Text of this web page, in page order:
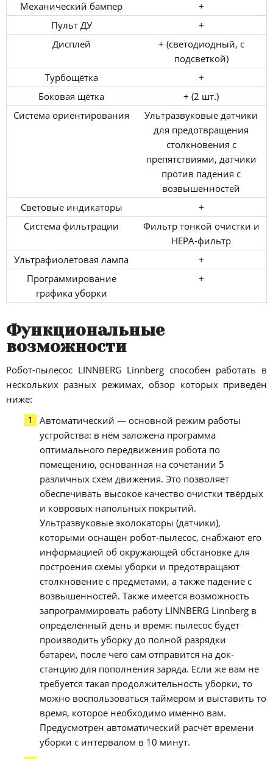
Механический бампер
+
Пульт ДУ
+
Дисплей
+ (светодиодный, с
подсветкой)
Турбощётка
+
Боковая щётка
+ (2 шт.)
Система ориентирования
Ультразвуковые датчики
для предотвращения
столкновения с
препятствиями, датчики
против падения с
возвышенностей
Световые индикаторы
+
Система фильтрации
Фильтр тонкой очистки и
НЕРА-фильтр
Ультрафиолетовая лампа
+
Программирование
графика уборки
+
Функциональные
возможности
Робот-пылесос LINNBERG Linnberg способен работать в
нескольких разных режимах, обзор которых приведён
ниже:
Автоматический — основной режим работы
устройства: в нём заложена программа
оптимального передвижения робота по
помещению, основанная на сочетании 5
различных схем движения. Это позволяет
обеспечивать высокое качество очистки твёрдых
и ковровых напольных покрытий.
Ультразвуковые эхолокаторы (датчики),
которыми оснащён робот-пылесос, снабжают его
информацией об окружающей обстановке для
построения схемы уборки и предотвращают
столкновение с предметами, а также падение с
возвышенностей. Также имеется возможность
запрограммировать работу LINNBERG Linnberg в
определённый день и время: пылесос будет
производить уборку до полной разрядки
батареи, после чего сам отправится на док-
станцию для пополнения заряда. Если же вам не
требуется такая продолжительность уборки, то
можно воспользоваться таймером и выставить то
время, которое необходимо именно вам.
Предусмотрен автоматический расчёт времени
уборки с интервалом в 10 минут.